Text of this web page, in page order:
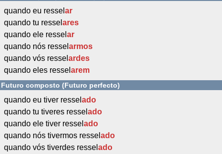
quando eu ressel ar
quando tu ressel ares
quando ele ressel ar
quando nós ressel armos
quando vós ressel ardes
quando eles ressel arem
Futuro composto (Futuro perfecto)
quando eu tiver ressel ado
quando tu tiveres ressel ado
quando ele tiver ressel ado
quando nós tivermos ressel ado
quando vós tiverdes ressel ado